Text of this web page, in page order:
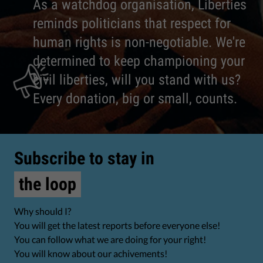
As a watchdog organisation, Liberties
reminds politicians that respect for
human rights is non-negotiable. We're
determined to keep championing your
civil liberties, will you stand with us?
Every donation, big or small, counts.
Subscribe to stay in
the loop
Why should I?
You will get the latest reports before everyone else!
You can follow what we are doing for your right!
You will know about our achivements!